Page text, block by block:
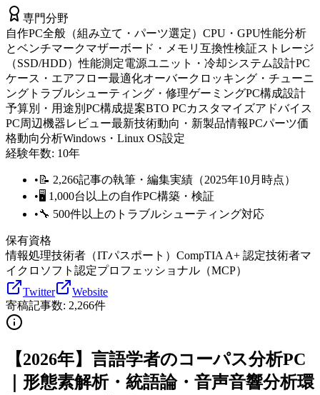
専門分野
自作PC全般（組み立て・パーツ選定） CPU・GPU性能分析
とベンチマークマザーボード・メモリ互換性検証ストレージ
（SSD/HDD）性能測定電源ユニット・冷却システム設計PC
ケース・エアフロー最適化オーバークロッキング・チューニ
ング トラブルシューティング・修理ゲーミングPC構成設計
予算別・用途別PC構成提案BTO PCカスタマイズアドバイス
PC周辺機器レビュー最新技術動向・新製品情報PCパーツ価
格動向分析Windows・Linux OS設定
経験年数: 10年
• 📝 2,266記事の執筆・編集実績（2025年10月時点）
•🖥️ 1,000台以上の自作PC構築・検証
•🔧 500件以上のトラブルシューティング対応
保有資格
情報処理技術者（ITパスポート） CompTIA A+ 認定技術者マ
イクロソフト認定プロフェッショナル（MCP）
Twitter
Website
寄稿記事数: 2,266件
【2026年】言語学者のコーパス分析PC
｜形態素解析・統語論・音声音響分析環